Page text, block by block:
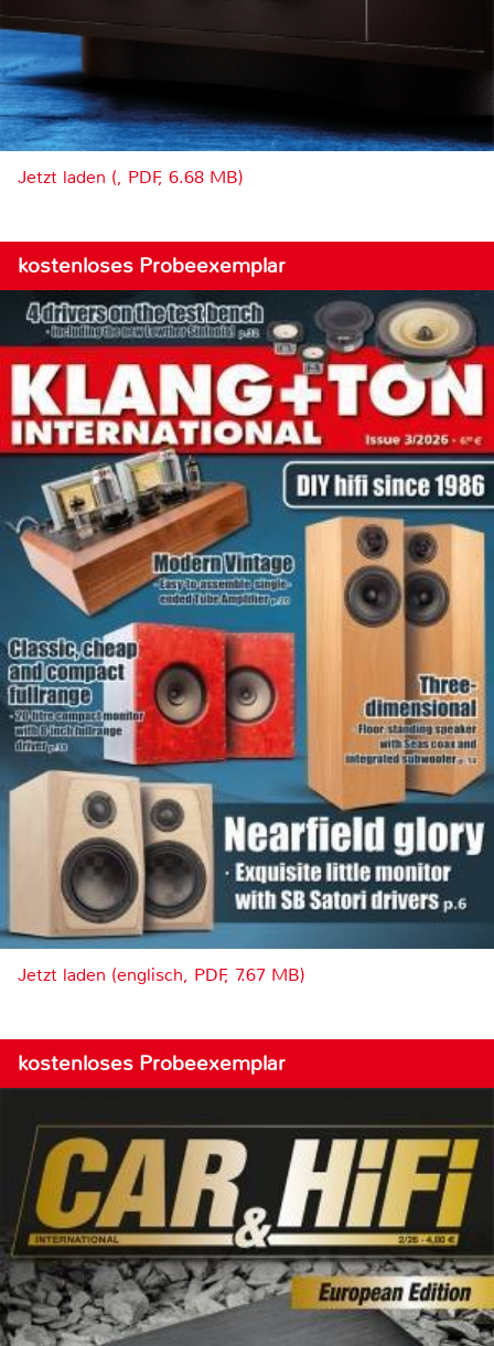
Jetzt laden (, PDF, 6.68 MB)
kostenloses Probeexemplar
Jetzt laden (englisch, PDF, 7.67 MB)
kostenloses Probeexemplar